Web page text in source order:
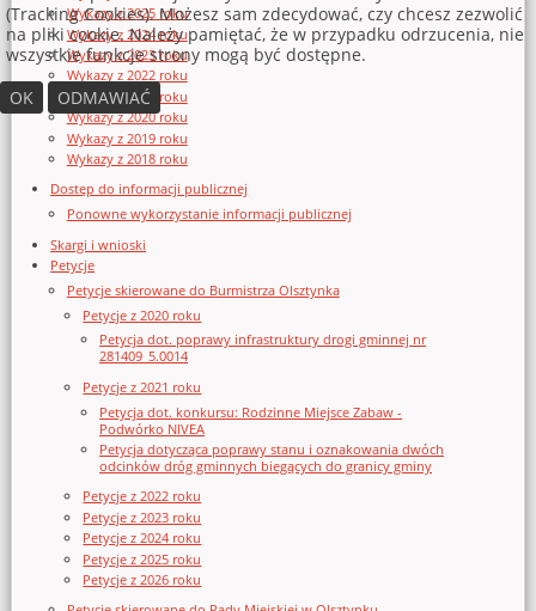
Wykazy z 2025 roku
Wykazy z 2024 roku
Wykazy z 2023 roku
Wykazy z 2022 roku
Wykazy z 2021 roku
Wykazy z 2020 roku
Wykazy z 2019 roku
Wykazy z 2018 roku
Dostęp do informacji publicznej
Ponowne wykorzystanie informacji publicznej
Skargi i wnioski
Petycje
Petycje skierowane do Burmistrza Olsztynka
Petycje z 2020 roku
Petycja dot. poprawy infrastruktury drogi gminnej nr
281409_5.0014
Petycje z 2021 roku
Petycja dot. konkursu: Rodzinne Miejsce Zabaw -
Podwórko NIVEA
Petycja dotycząca poprawy stanu i oznakowania dwóch
odcinków dróg gminnych biegących do granicy gminy
Petycje z 2022 roku
Petycje z 2023 roku
Petycje z 2024 roku
Petycje z 2025 roku
Petycje z 2026 roku
(Tracking Cookies). Możesz sam zdecydować, czy chcesz zezwolić
na pliki cookie. Należy pamiętać, że w przypadku odrzucenia, nie
wszystkie funkcje strony mogą być dostępne.
OK
ODMAWIAĆ